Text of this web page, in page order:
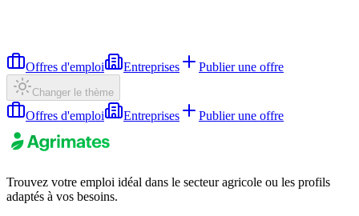
Offres d'emploi Entreprises Publier une offre
Changer le thème
Offres d'emploi Entreprises Publier une offre
Trouvez votre emploi idéal dans le secteur agricole ou les profils
adaptés à vos besoins.